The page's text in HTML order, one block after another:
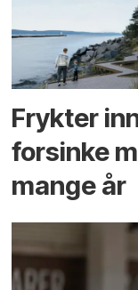
Frykter
forsinke
mange år